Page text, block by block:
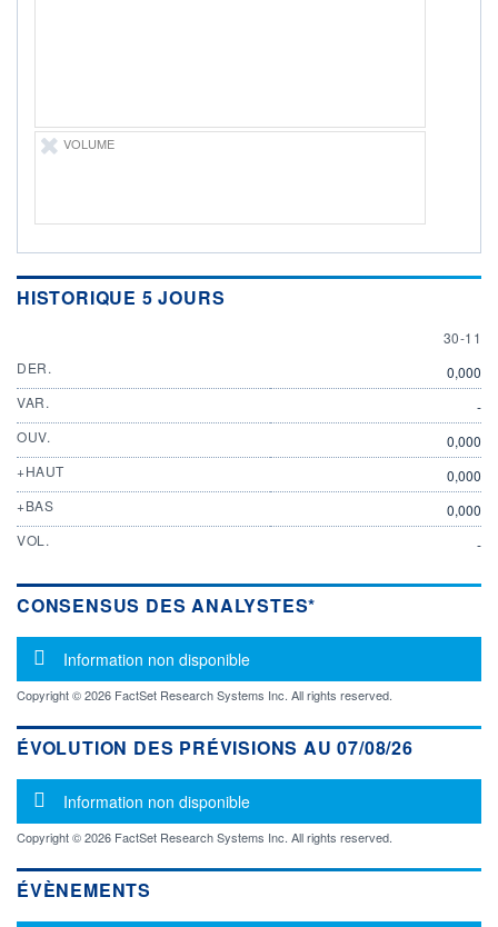
VOLUME
HISTORIQUE 5 JOURS
30
30-11
DER.
0,000
VAR.
-
OUV.
0,000
+HAUT
0,000
+BAS
0,000
VOL.
-
CONSENSUS DES ANALYSTES*
Message d'information
Information non disponible
Copyright © 2026 FactSet Research Systems Inc. All rights reserved.
ÉVOLUTION DES PRÉVISIONS AU 07/08/26
Message d'information
Information non disponible
Copyright © 2026 FactSet Research Systems Inc. All rights reserved.
ÉVÈNEMENTS